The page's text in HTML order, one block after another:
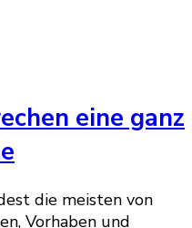
eine ganz
die meisten von
Vorhaben und